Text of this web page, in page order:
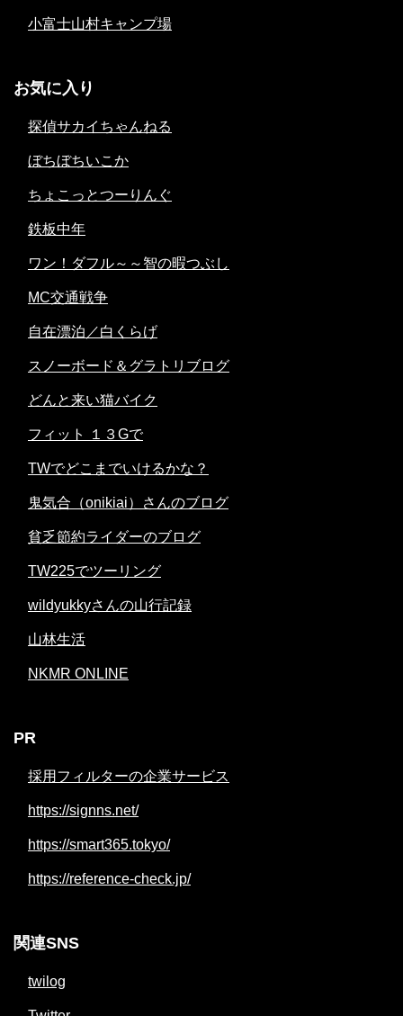
小富士山村キャンプ場
お気に入り
探偵サカイちゃんねる
ぼちぼちいこか
ちょこっとつーりんぐ
鉄板中年
ワン！ダフル～～智の暇つぶし
MC交通戦争
自在漂泊／白くらげ
スノーボード＆グラトリブログ
どんと来い猫バイク
フィット １３Gで
TWでどこまでいけるかな？
鬼気合（onikiai）さんのブログ
貧乏節約ライダーのブログ
TW225でツーリング
wildyukkyさんの山行記録
山林生活
NKMR ONLINE
PR
採用フィルターの企業サービス
https://signns.net/
https://smart365.tokyo/
https://reference-check.jp/
関連SNS
twilog